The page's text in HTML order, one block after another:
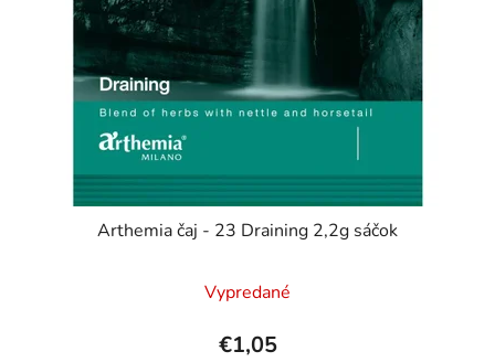
Arthemia čaj - 23 Draining 2,2g sáčok
Vypredané
€1,05